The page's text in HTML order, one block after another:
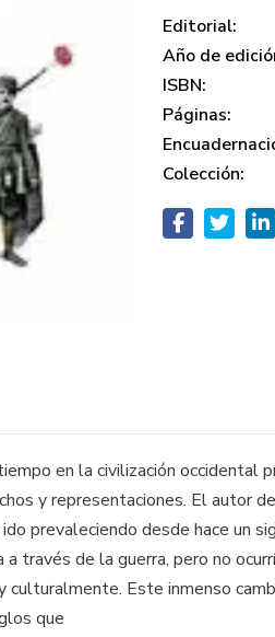
Editorial:
Año de
ISBN:
Páginas:
Colección:
en la civilización occidental
y representaciones. El autor
prevaleciendo desde hace un
a través de la guerra, pero no
culturalmente. Este inmenso
que